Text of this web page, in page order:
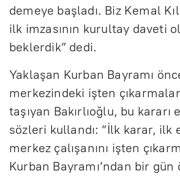
demeye başladı. Biz Kemal
ilk imzasının kurultay daveti
beklerdik” dedi.
Yaklaşan Kurban Bayramı
merkezindeki işten
taşıyan Bakırlıoğlu, bu
sözleri kullandı: “İlk karar, ilk
merkez çalışanını işten
Kurban Bayramı’ndan bir gün